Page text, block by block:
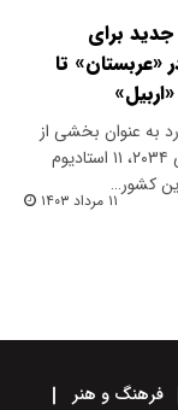
جدید برای
«عربستان» تا
به عنوان بخشی از
برنامه میزبانی جام جهانی ۲۰۳۴، ۱۱ استادیوم
کشور…
۱۱ مرداد ۱۴۰۳
فرهنگ و هنر